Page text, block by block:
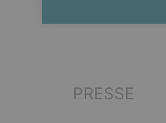
PRESSE